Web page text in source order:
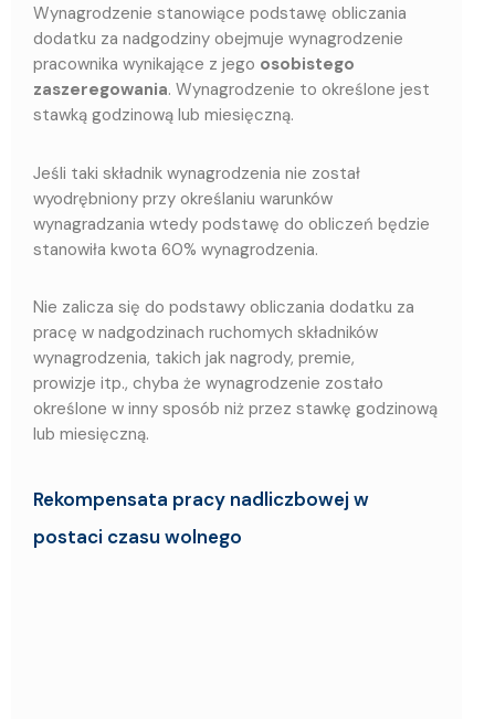
Wynagrodzenie stanowiące podstawę obliczania
dodatku za nadgodziny obejmuje wynagrodzenie
pracownika wynikające z jego osobistego
zaszeregowania. Wynagrodzenie to określone jest
stawką godzinową lub miesięczną.
Jeśli taki składnik wynagrodzenia nie został
wyodrębniony przy określaniu warunków
wynagradzania wtedy podstawę do obliczeń będzie
stanowiła kwota 60% wynagrodzenia.
Nie zalicza się do podstawy obliczania dodatku za
pracę w nadgodzinach ruchomych składników
wynagrodzenia, takich jak nagrody, premie,
prowizje itp., chyba że wynagrodzenie zostało
określone w inny sposób niż przez stawkę godzinową
lub miesięczną.
Rekompensata pracy nadliczbowej w
postaci czasu wolnego